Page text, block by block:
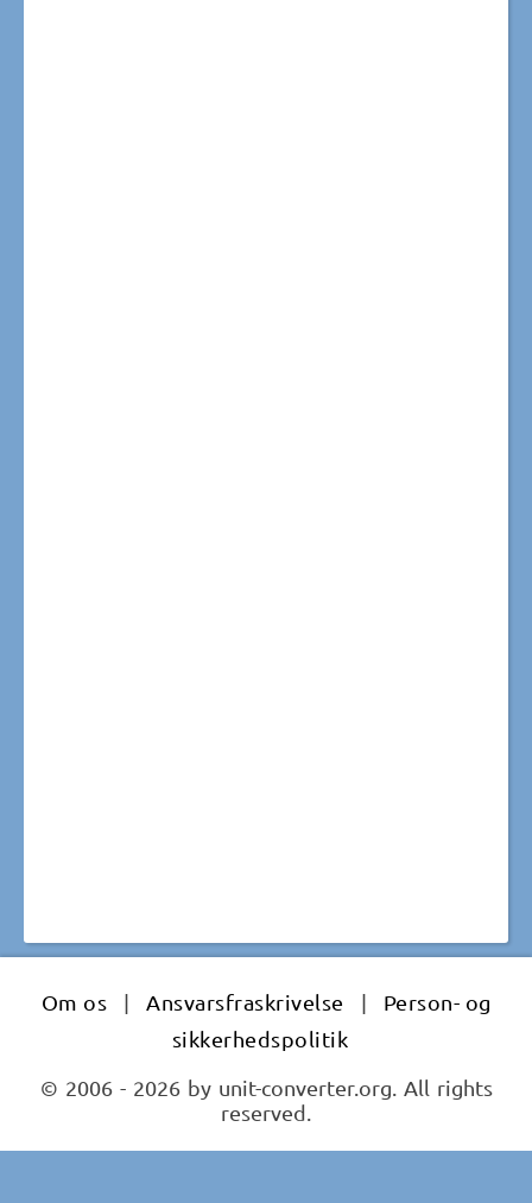
Om os | Ansvarsfraskrivelse |
Person- og
sikkerhedspolitik
© 2006 - 2026 by unit-converter.org. All rights
reserved.